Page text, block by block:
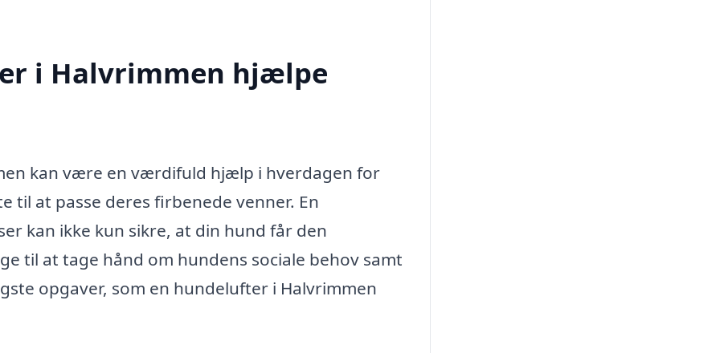
i Halvrimmen hjælpe
kan være en værdifuld hjælp i hverdagen for
at passe deres firbenede venner. En
kan ikke kun sikre, at din hund får den
til at tage hånd om hundens sociale behov samt
opgaver, som en hundelufter i Halvrimmen